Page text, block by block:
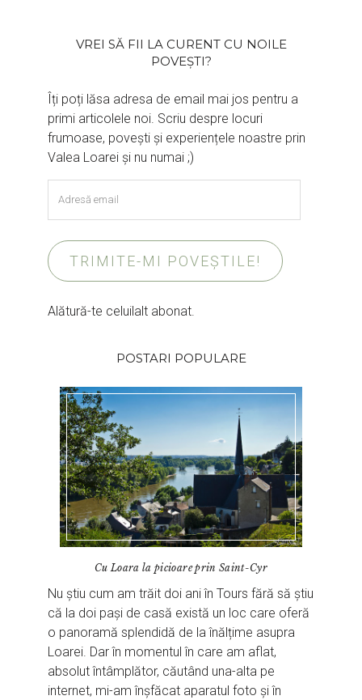
VREI SĂ FII LA CURENT CU NOILE
POVEȘTI?
Îți poți lăsa adresa de email mai jos pentru a
primi articolele noi. Scriu despre locuri
frumoase, povești și experiențele noastre prin
Valea Loarei și nu numai ;)
email
TRIMITE-MI POVEȘTILE!
Alătură-te celuilalt abonat.
POSTARI POPULARE
Cu Loara la picioare prin Saint-Cyr
Nu știu cum am trăit doi ani în Tours fără să știu
că la doi pași de casă există un loc care oferă
o panoramă splendidă de la înălțime asupra
Loarei. Dar în momentul în care am aflat,
absolut întâmplător, căutând una-alta pe
internet, mi-am înșfăcat aparatul foto și în